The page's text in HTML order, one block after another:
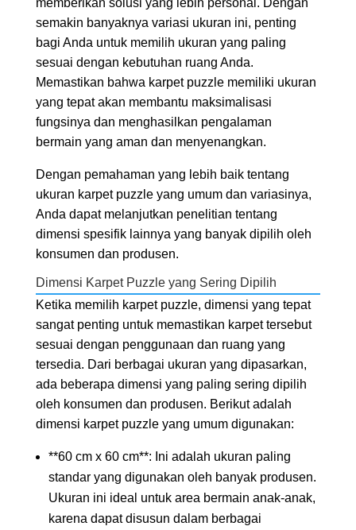
memberikan solusi yang lebih personal. Dengan
semakin banyaknya variasi ukuran ini, penting
bagi Anda untuk memilih ukuran yang paling
sesuai dengan kebutuhan ruang Anda.
Memastikan bahwa karpet puzzle memiliki ukuran
yang tepat akan membantu maksimalisasi
fungsinya dan menghasilkan pengalaman
bermain yang aman dan menyenangkan.
Dengan pemahaman yang lebih baik tentang
ukuran karpet puzzle yang umum dan variasinya,
Anda dapat melanjutkan penelitian tentang
dimensi spesifik lainnya yang banyak dipilih oleh
konsumen dan produsen.
Dimensi Karpet Puzzle yang Sering Dipilih
Ketika memilih karpet puzzle, dimensi yang tepat
sangat penting untuk memastikan karpet tersebut
sesuai dengan penggunaan dan ruang yang
tersedia. Dari berbagai ukuran yang dipasarkan,
ada beberapa dimensi yang paling sering dipilih
oleh konsumen dan produsen. Berikut adalah
dimensi karpet puzzle yang umum digunakan:
**60 cm x 60 cm**: Ini adalah ukuran paling
standar yang digunakan oleh banyak produsen.
Ukuran ini ideal untuk area bermain anak-anak,
karena dapat disusun dalam berbagai